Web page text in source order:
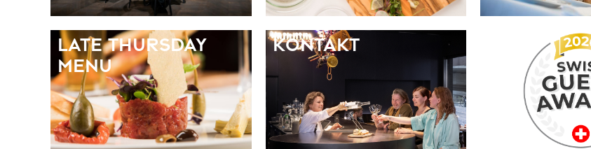
Late Thursday
Menu
Kontakt